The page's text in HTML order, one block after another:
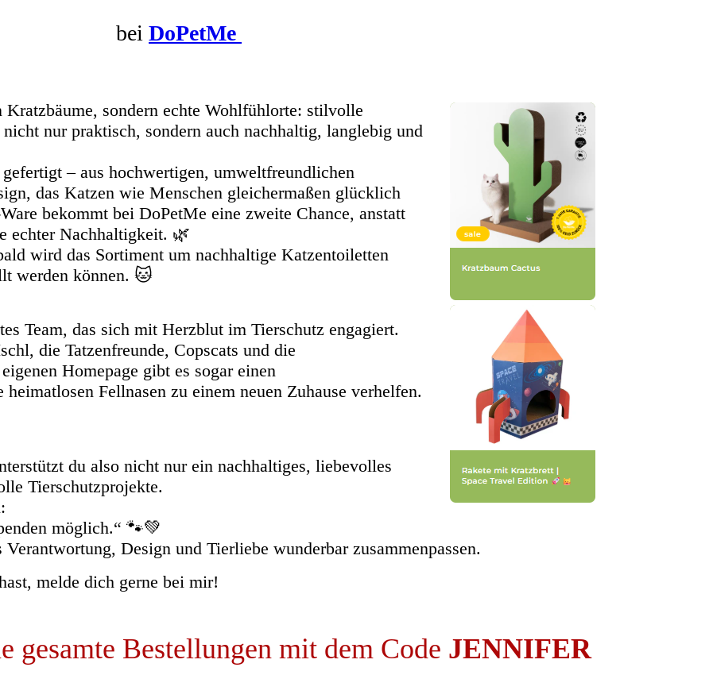
bei DoPetMe
sondern echte Wohlfühlorte: stilvolle
nur praktisch, sondern auch nachhaltig, langlebig und
– aus hochwertigen, umweltfreundlichen
das Katzen wie Menschen gleichermaßen glücklich
bekommt bei DoPetMe eine zweite Chance, anstatt
echter Nachhaltigkeit. 🌿
wird das Sortiment um nachhaltige Katzentoiletten
werden können. 🐱
Team, das sich mit Herzblut im Tierschutz engagiert.
die Tatzenfreunde, Copscats und die
Homepage gibt es sogar einen
Fellnasen zu einem neuen Zuhause verhelfen.
du also nicht nur ein nachhaltiges, liebevolles
Tierschutzprojekte.
möglich.“ 🐾💚
Design und Tierliebe wunderbar zusammenpassen.
melde dich gerne bei mir!
gesamte Bestellungen mit dem Code JENNIFER